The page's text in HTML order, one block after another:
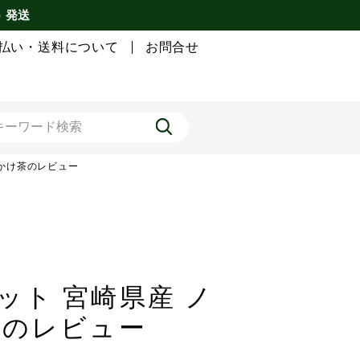
発送
い・送料について お問合せ
け茶のレビュー
ト 宮崎県産 ノ
レビュー